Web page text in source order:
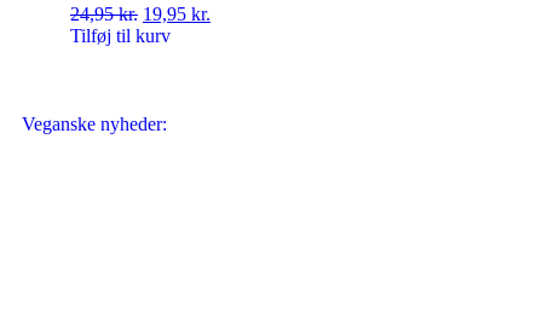
24,95kr. 19,95 kr.
Tilføj til kurv
Veganske nyheder: